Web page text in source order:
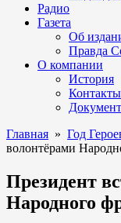
Радио
Газета
Об
Правда
О компании
История
Контакты
Главная » Год
волонтёрами
Президент
Народного